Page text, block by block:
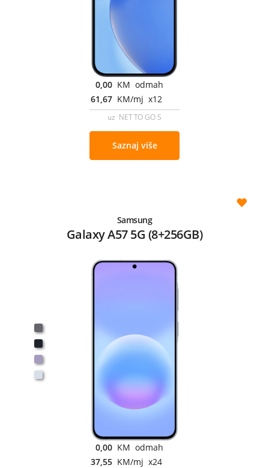
0,00 KM odmah
61,67 KM/mj x12
uz NET TO GO S
Saznaj više
Samsung
Galaxy A57 5G (8+256GB)
0,00 KM odmah
37,55 KM/mj x24